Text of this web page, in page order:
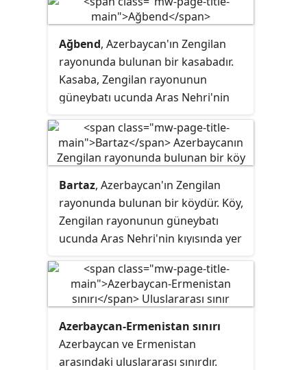
ve Dağlık Karabağ bölgesindeki
tüm çatışmalara 10 Kasım 2020
tarihinde Moskova saati ile 00:00
itibarıyla son verildiği açıklandı.
Tanınmayan Dağlık Karabağ
Cumhuriyeti cumhurbaşkanı Arayik
ermesini kabul etti.
Ağbend, Azerbaycan'ın Zengilan
rayonunda bulunan bir kasabadır.
Kasaba, Zengilan rayonunun
güneybatı ucunda Aras Nehri'nin
sınırları arasında yer almaktadır.
Kasabanın nüfusu 428'dir.
Bartaz, Azerbaycan'ın Zengilan
rayonunda bulunan bir köydür. Köy,
Zengilan rayonunun güneybatı
ucunda Aras Nehri'nin kıyısında yer
itibarı ile 642'dir.
Azerbaycan-Ermenistan sınırı
Azerbaycan ve Ermenistan
arasındaki uluslararası sınırdır.